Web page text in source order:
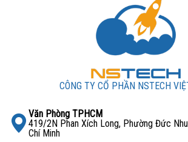
CÔNG TY CỔ PHẦN NSTECH
Văn Phòng TPHCM
419/2N Phan Xích Long, Phường Đức
Chí Minh